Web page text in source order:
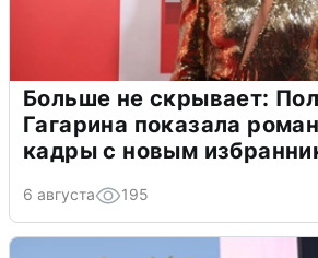
Больше не скрывает:
Гагарина показала
кадры с новым
6 августа 195